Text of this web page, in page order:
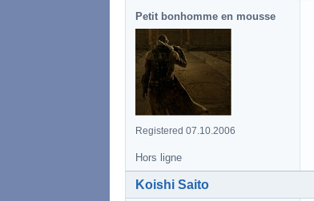
Petit bonhomme en mousse
Registered 07.10.2006
Hors ligne
Koishi Saito